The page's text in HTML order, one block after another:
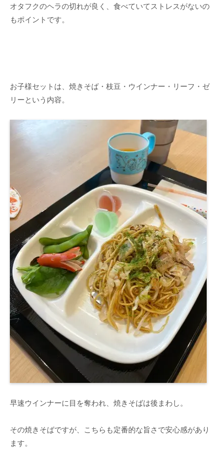
オタフクのヘラの切れが良く、食べていてストレスがないの
もポイントです。
お子様セットは、焼きそば・枝豆・ウインナー・リーフ・ゼ
リーという内容。
早速ウインナーに目を奪われ、焼きそばは後まわし。
その焼きそばですが、こちらも定番的な旨さで安心感があり
ます。